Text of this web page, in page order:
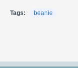
Je hebt in Nederland
Tags: beanie